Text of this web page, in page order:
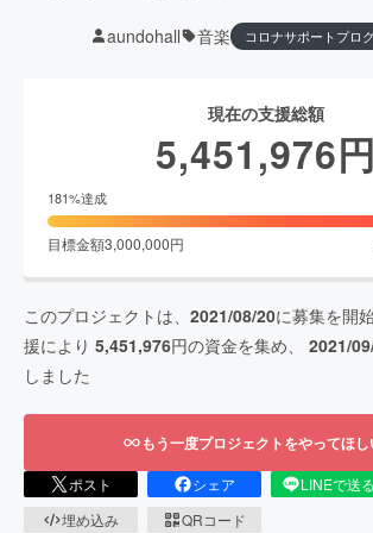
aundohall 音楽 コロナサポートプロ
現在の支援総額
5,451,976円
181%達成
目標金額3,000,000円
このプロジェクトは、 2021/08/20に募集を開
援により 5,451,976円の資金を集め、 2021/
しました
もう一度プロジェクトをやってほ
ポスト シェア LINEで送る
埋め込み
QRコード